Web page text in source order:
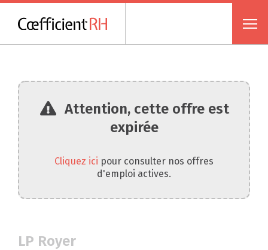
Attention, cette offre est
expirée
Cliquez ici pour consulter nos offres
d'emploi actives.
LP Royer